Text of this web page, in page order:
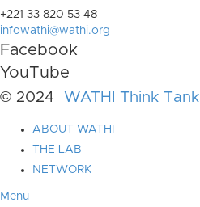
+221 33 820 53 48
infowathi@wathi.org
Facebook
YouTube
© 2024 WATHI Think Tank
ABOUT WATHI
THE LAB
NETWORK
Menu